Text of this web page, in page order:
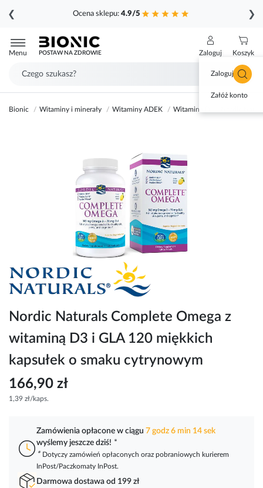
Ocena sklepu: 4.9/5
❮ ❯
do
treści
Menu POSTAW NA ZDROWIE Zaloguj
Zaloguj się
Załóż konto
Koszyk
Bionic Witaminy i minerały Witaminy ADEK Witamina D
Przejdź
na
początek
Nordic Naturals Complete Omega z
witaminą D3 i GLA 120 miękkich
kapsułek o smaku cytrynowym
166,90 zł
1,39 zł/kaps.
Zamówienia opłacone w ciągu 7 godz 6 min 14 sek
wyślemy jeszcze dziś! *
* Dotyczy zamówień opłaconych oraz pobraniowych kurierem
InPost/Paczkomaty InPost.
Darmowa dostawa od 199 zł